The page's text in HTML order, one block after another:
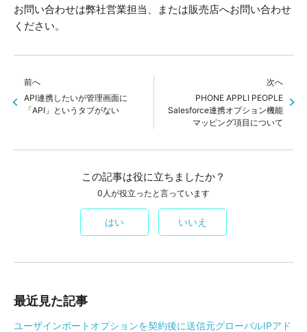
お問い合わせは弊社営業担当、または販売店へお問い合わせ
ください。
前へ
API連携したいが管理画面に
「API」というタブがない
次へ
PHONE APPLI PEOPLE
Salesforce連携オプション機能
マッピング項目について
この記事は役に立ちましたか？
0人が役立ったと言っています
はい いいえ
最近見た記事
ユーザインポートオプションを契約後に送信元グローバルIPアド